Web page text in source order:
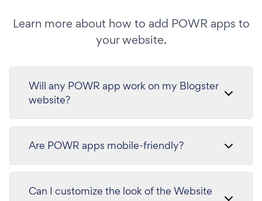
Learn more about how to add POWR apps to
your website.
Will any POWR app work on my Blogster
website?
Are POWR apps mobile-friendly?
Can I customize the look of the Website